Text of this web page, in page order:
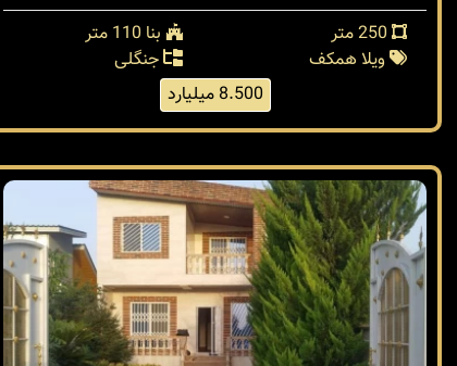
بنا 110 متر
ویلا همکف
جنگلی
8.500 میلیارد